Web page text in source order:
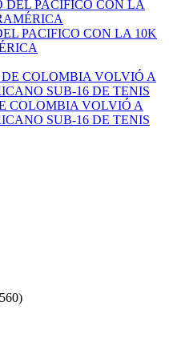
PACIFICO CON LA 10K
COLOMBIA VOLVIÓ A
SUB-16 DE TENIS